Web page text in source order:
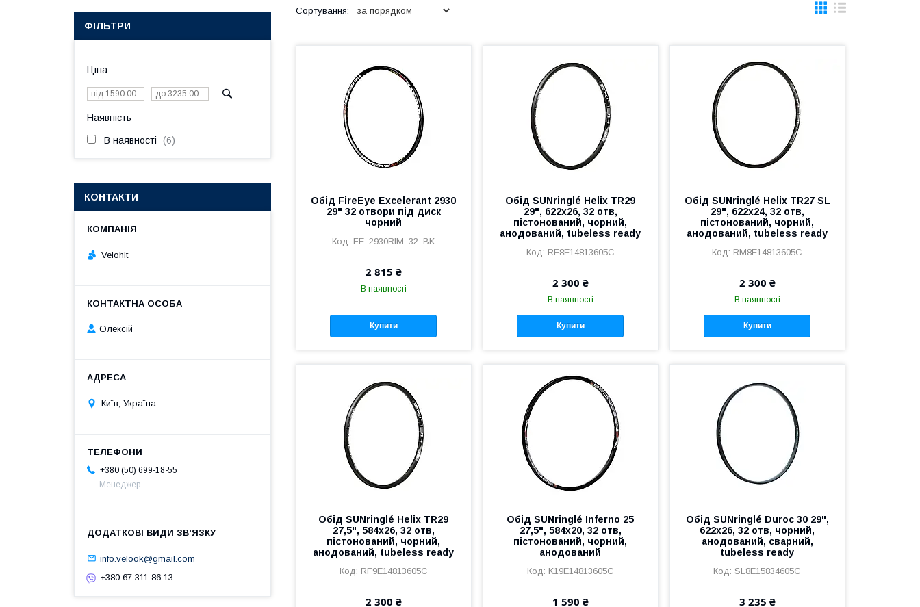
Обід FireEye Excelerant 2930
29" 32 отвори під диск
чорний
FE_2930RIM_32_BK
2 815 ₴
В наявності
Купити
Обід SUNringlé Helix TR29
29", 622x26, 32 отв,
пістонований, чорний,
анодований, tubeless ready
RF8E14813605C
2 300 ₴
В наявності
Купити
Обід SUNringlé Helix TR27 SL
29", 622x24, 32 отв,
пістонований, чорний,
анодований, tubeless ready
RM8E14813605C
2 300 ₴
В наявності
Купити
Обід SUNringlé Helix TR29
27,5", 584x26, 32 отв,
пістонований, чорний,
анодований, tubeless ready
RF9E14813605C
2 300 ₴
Обід SUNringlé Inferno 25
27,5", 584x20, 32 отв,
пістонований, чорний,
анодований
K19E14813605C
1 590 ₴
Обід SUNringlé Duroc 30 29",
622x26, 32 отв, чорний,
анодований, сварний,
tubeless ready
SL8E15834605C
3 235 ₴
ФІЛЬТРИ
Ціна
Наявність
В наявності 6
КОНТАКТИ
Velohit
Олексій
Київ, Україна
+380 (50) 699-18-55
Менеджер
info.velook@gmail.com
+380 67 311 86 13